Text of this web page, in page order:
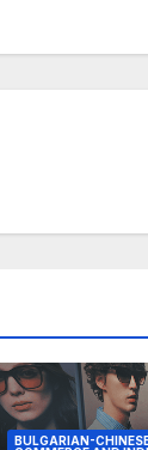
BULGARIAN-